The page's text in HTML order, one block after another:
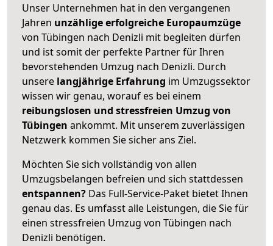
Unser Unternehmen hat in den vergangenen
Jahren unzählige erfolgreiche Europaumzüge
von Tübingen nach Denizli mit begleiten dürfen
und ist somit der perfekte Partner für Ihren
bevorstehenden Umzug nach Denizli. Durch
unsere langjährige Erfahrung im Umzugssektor
wissen wir genau, worauf es bei einem
reibungslosen und stressfreien Umzug von
Tübingen ankommt. Mit unserem zuverlässigen
Netzwerk kommen Sie sicher ans Ziel.
Möchten Sie sich vollständig von allen
Umzugsbelangen befreien und sich stattdessen
entspannen? Das Full-Service-Paket bietet Ihnen
genau das. Es umfasst alle Leistungen, die Sie für
einen stressfreien Umzug von Tübingen nach
Denizli benötigen.